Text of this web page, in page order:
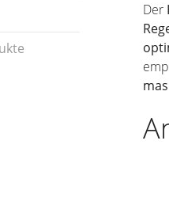
Der